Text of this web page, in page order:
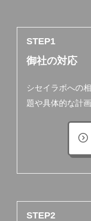
STEP
御社の対応
シセイラボへの
題や具体的な計
STEP